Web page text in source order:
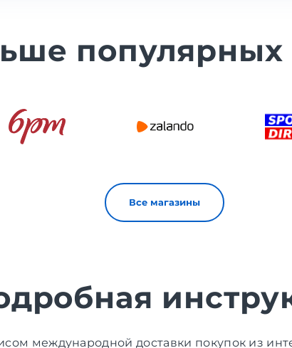
популярных
Все магазины
международной доставки покупок из